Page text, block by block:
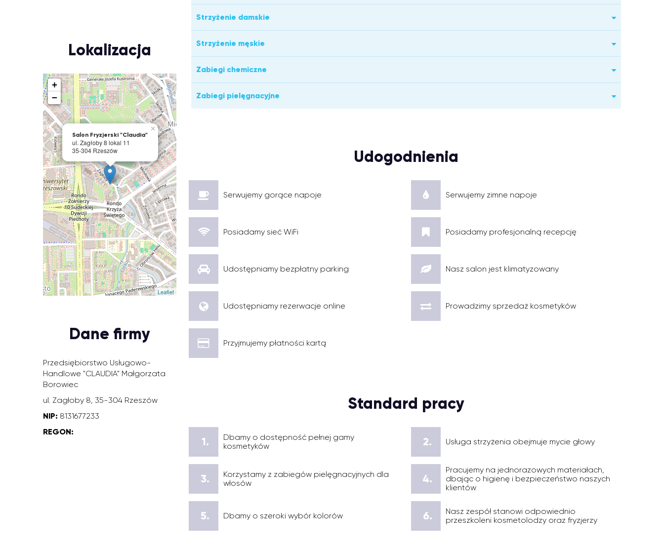
Lokalizacja
Salon Fryzjerski "Claudia"
ul. Zagłoby 8 lokal 11
35-304 Rzeszów
×
+
−
Leaflet
Dane firmy
Przedsiębiorstwo Usługowo-
Handlowe "CLAUDIA" Małgorzata
Borowiec
ul. Zagłoby 8, 35-304 Rzeszów
NIP: 8131677233
REGON:
Strzyżenie damskie
Strzyżenie męskie
Zabiegi chemiczne
Zabiegi pielęgnacyjne
Udogodnienia
Serwujemy gorące napoje Serwujemy zimne napoje
Posiadamy sieć WiFi Posiadamy profesjonalną recepcję
Udostępniamy bezpłatny parking Nasz salon jest klimatyzowany
Udostępniamy rezerwacje online Prowadzimy sprzedaż kosmetyków
Przyjmujemy płatności kartą
Standard pracy
1.
Dbamy o dostępność pełnej gamy
kosmetyków
2. Usługa strzyżenia obejmuje mycie głowy
3.
Korzystamy z zabiegów pielęgnacyjnych dla
włosów
4.
Pracujemy na jednorazowych materiałach,
dbając o higienę i bezpieczeństwo naszych
klientów
5. Dbamy o szeroki wybór kolorów 6.
Nasz zespół stanowi odpowiednio
przeszkoleni kosmetolodzy oraz fryzjerzy